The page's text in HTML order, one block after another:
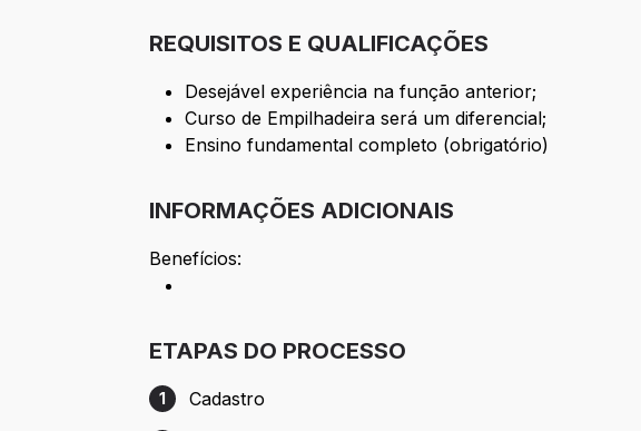
REQUISITOS E QUALIFICAÇÕES
Desejável experiência na função anterior;
Curso de Empilhadeira será um diferencial;
Ensino fundamental completo (obrigatório)
INFORMAÇÕES ADICIONAIS
Benefícios:
ETAPAS DO PROCESSO
Etapa 1: Cadastro
1 Cadastro